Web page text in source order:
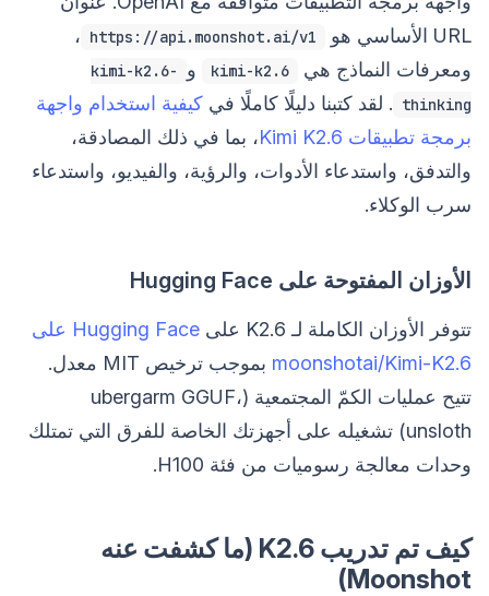
URL الأساسي هو
https://api.moonshot.ai/v1 ،
ومعرفات النماذج هي
kimi-k2.6 و
kimi-k2.6-
thinking . لقد كتبنا دليلًا كاملًا في كيفية استخدام واجهة
برمجة تطبيقات Kimi K2.6
، بما في ذلك المصادقة،
والتدفق، واستدعاء الأدوات، والرؤية، والفيديو، واستدعاء
سرب الوكلاء.
الأوزان المفتوحة على Hugging Face
تتوفر الأوزان الكاملة لـ K2.6 على
Hugging Face على
moonshotai/Kimi-K2.6
بموجب ترخيص MIT معدل.
تتيح عمليات الكمّ المجتمعية (ubergarm GGUF،
unsloth) تشغيله على أجهزتك الخاصة للفرق التي تمتلك
وحدات معالجة رسوميات من فئة H100.
كيف تم تدريب K2.6 (ما كشفت عنه
Moonshot)